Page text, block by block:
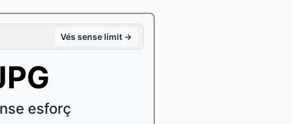
Vés sense límit →
esforç